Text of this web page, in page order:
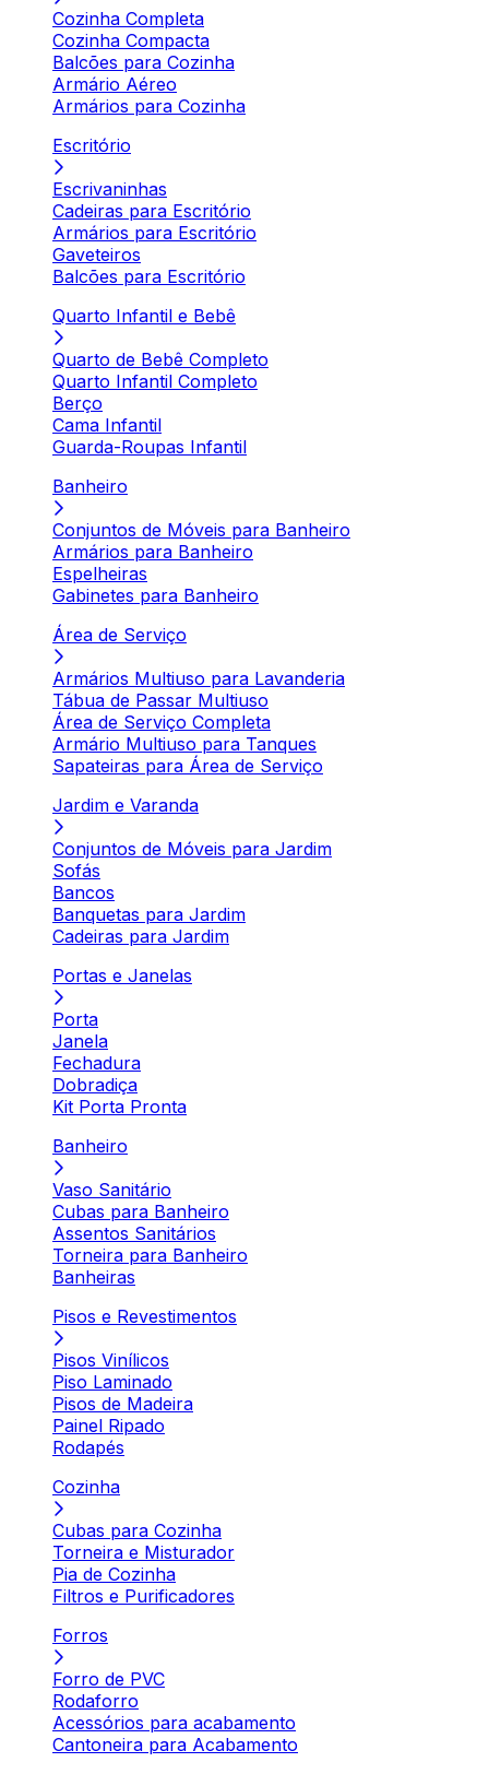
Cozinha Completa
Cozinha Compacta
Balcões para Cozinha
Armário Aéreo
Armários para Cozinha
Escritório
Escrivaninhas
Cadeiras para Escritório
Armários para Escritório
Gaveteiros
Balcões para Escritório
Quarto Infantil e Bebê
Quarto de Bebê Completo
Quarto Infantil Completo
Berço
Cama Infantil
Guarda-Roupas Infantil
Banheiro
Conjuntos de Móveis para Banheiro
Armários para Banheiro
Espelheiras
Gabinetes para Banheiro
Área de Serviço
Armários Multiuso para Lavanderia
Tábua de Passar Multiuso
Área de Serviço Completa
Armário Multiuso para Tanques
Sapateiras para Área de Serviço
Jardim e Varanda
Conjuntos de Móveis para Jardim
Sofás
Bancos
Banquetas para Jardim
Cadeiras para Jardim
Portas e Janelas
Porta
Janela
Fechadura
Dobradiça
Kit Porta Pronta
Banheiro
Vaso Sanitário
Cubas para Banheiro
Assentos Sanitários
Torneira para Banheiro
Banheiras
Pisos e Revestimentos
Pisos Vinílicos
Piso Laminado
Pisos de Madeira
Painel Ripado
Rodapés
Cozinha
Cubas para Cozinha
Torneira e Misturador
Pia de Cozinha
Filtros e Purificadores
Forros
Forro de PVC
Rodaforro
Acessórios para acabamento
Cantoneira para Acabamento